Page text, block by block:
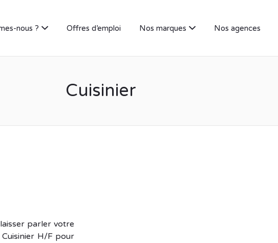
nous ? Offres d’emploi Nos marques Nos agences
Cuisinier
parler votre
H/F pour